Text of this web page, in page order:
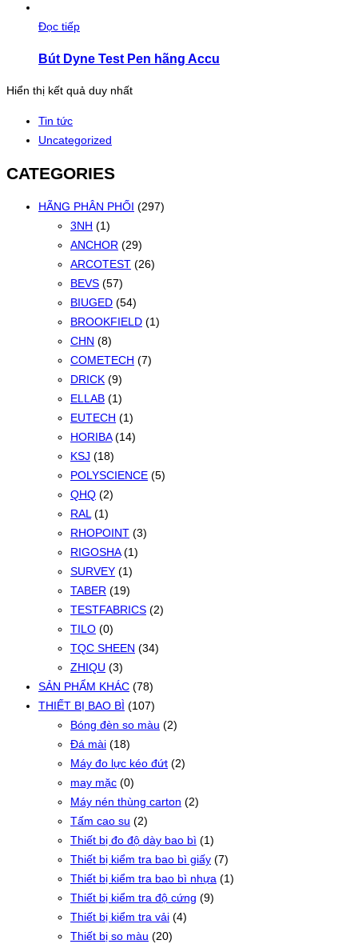
Đọc tiếp
Bút Dyne Test Pen hãng Accu
Hiển thị kết quả duy nhất
Tin tức
Uncategorized
CATEGORIES
HÃNG PHÂN PHỐI (297)
3NH (1)
ANCHOR (29)
ARCOTEST (26)
BEVS (57)
BIUGED (54)
BROOKFIELD (1)
CHN (8)
COMETECH (7)
DRICK (9)
ELLAB (1)
EUTECH (1)
HORIBA (14)
KSJ (18)
POLYSCIENCE (5)
QHQ (2)
RAL (1)
RHOPOINT (3)
RIGOSHA (1)
SURVEY (1)
TABER (19)
TESTFABRICS (2)
TILO (0)
TQC SHEEN (34)
ZHIQU (3)
SẢN PHẨM KHÁC (78)
THIẾT BỊ BAO BÌ (107)
Bóng đèn so màu (2)
Đá mài (18)
Máy đo lực kéo đứt (2)
may mặc (0)
Máy nén thùng carton (2)
Tấm cao su (2)
Thiết bị đo độ dày bao bì (1)
Thiết bị kiểm tra bao bì giấy (7)
Thiết bị kiểm tra bao bì nhựa (1)
Thiết bị kiểm tra độ cứng (9)
Thiết bị kiểm tra vải (4)
Thiết bị so màu (20)